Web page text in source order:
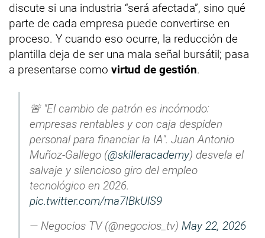
discute si una industria “será afectada”, sino qué
parte de cada empresa puede convertirse en
proceso. Y cuando eso ocurre, la reducción de
plantilla deja de ser una mala señal bursátil; pasa
a presentarse como virtud de gestión.
🚨 "El cambio de patrón es incómodo:
empresas rentables y con caja despiden
personal para financiar la IA". Juan Antonio
Muñoz-Gallego (@skilleracademy) desvela el
salvaje y silencioso giro del empleo
tecnológico en 2026.
pic.twitter.com/ma7IBkUlS9
— Negocios TV (@negocios_tv) May 22, 2026